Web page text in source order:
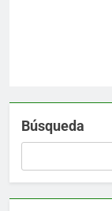
Búsqueda